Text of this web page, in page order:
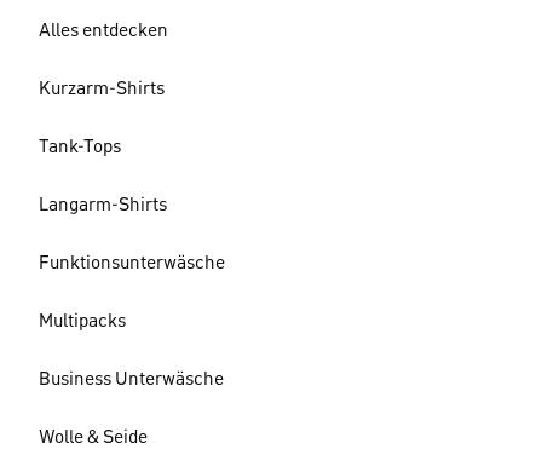
Alles entdecken
Kurzarm-Shirts
Tank-Tops
Langarm-Shirts
Funktionsunterwäsche
Multipacks
Business Unterwäsche
Wolle & Seide